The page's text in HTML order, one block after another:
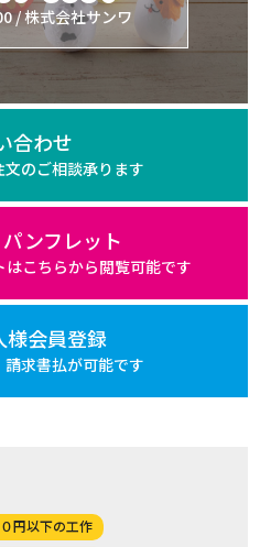
/ 株式会社サンワ
合わせ
文のご相談承ります
ンフレット
はこちらから閲覧可能です
様会員登録
請求書払が可能です
円以下の工作